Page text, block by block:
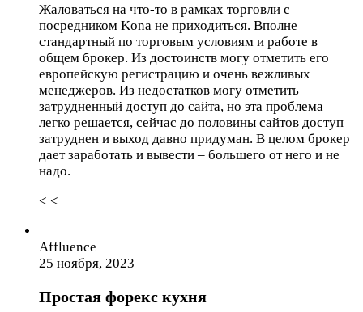
Жаловаться на что-то в рамках торговли с
посредником Kona не приходиться. Вполне
стандартный по торговым условиям и работе в
общем брокер. Из достоинств могу отметить его
европейскую регистрацию и очень вежливых
менеджеров. Из недостатков могу отметить
затрудненный доступ до сайта, но эта проблема
легко решается, сейчас до половины сайтов доступ
затруднен и выход давно придуман. В целом брокер
дает заработать и вывести – большего от него и не
надо.
< <
Affluence
25 ноября, 2023
Простая форекс кухня